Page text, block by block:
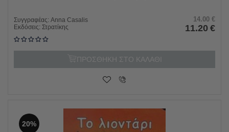
Συγγραφέας: Anna Casalis
Εκδόσεις: Στρατίκης
14.00 €
11.20 €
ΠΡΟΣΘΗΚΗ ΣΤΟ ΚΑΛΑΘΙ
20%